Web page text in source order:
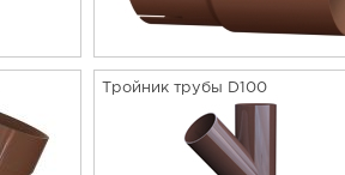
Тройник трубы D100